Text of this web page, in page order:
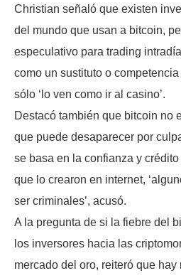
Christian señaló que existen
del mundo que usan a bitcoin,
especulativo para trading
como un sustituto o
sólo ‘lo ven como ir al casino’.
Destacó también que bitcoin no
que puede desaparecer por
se basa en la confianza y
que lo crearon en internet,
ser criminales’, acusó.
A la pregunta de si la fiebre del
los inversores hacia las
mercado del oro, reiteró que